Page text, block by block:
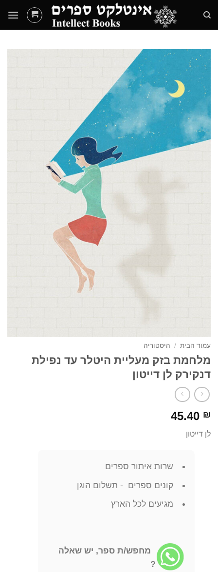
content
עמוד הבית / היסטוריה
מלחמת בזק מעליית היטלר עד נפילת
דנקירק לן דייטון
45.40 ₪
לן דייטון
שרות איתור ספרים
קונים ספרים - תשלום הוגן
מגיעים לכל הארץ
מחפש/ת ספר, יש שאלה
?